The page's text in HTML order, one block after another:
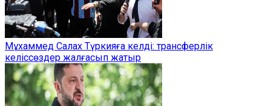
Мұхаммед Салах Түркияға келді: трансферлік
келіссөздер жалғасып жатыр